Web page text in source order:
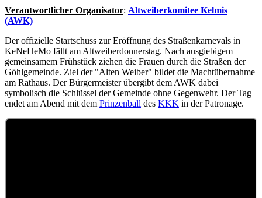
Verantwortlicher Organisator: Altweiberkomitee Kelmis
(AWK)
Der offizielle Startschuss zur Eröffnung des Straßenkarnevals in
KeNeHeMo fällt am Altweiberdonnerstag. Nach ausgiebigem
gemeinsamem Frühstück ziehen die Frauen durch die Straßen der
Göhlgemeinde. Ziel der "Alten Weiber" bildet die Machtübernahme
am Rathaus. Der Bürgermeister übergibt dem AWK dabei
symbolisch die Schlüssel der Gemeinde ohne Gegenwehr. Der Tag
endet am Abend mit dem Prinzenball des KKK in der Patronage.